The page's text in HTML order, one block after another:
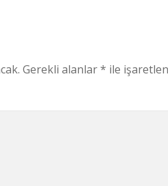
Gerekli alanlar* ile